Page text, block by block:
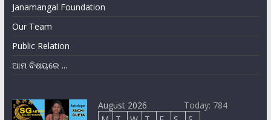
Janamangal Foundation
Our Team
Public Relation
ଆମ ବିଷୟରେ ...
August 2026
Today: 784